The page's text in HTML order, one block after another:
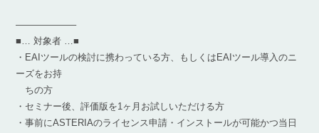
——————–
■… 対象者 …■
・EAIツールの検討に携わっている方、もしくはEAIツール導入のニ
ーズをお持
ちの方
・セミナー後、評価版を1ヶ月お試しいただける方
・事前にASTERIAのライセンス申請・インストールが可能かつ当日